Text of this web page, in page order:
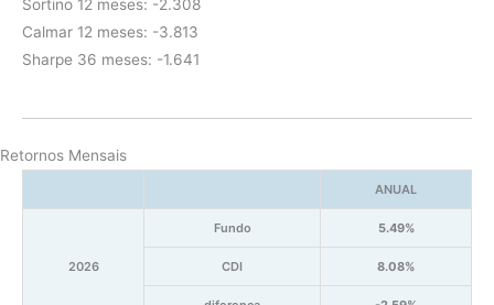
Sortino 12 meses: -2.308
Calmar 12 meses: -3.813
Sharpe 36 meses: -1.641
Retornos Mensais
ANUAL
2026
Fundo 5.49%
CDI 8.08%